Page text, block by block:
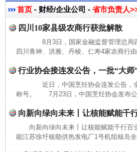
首页 - 财经/企业公司 - 省市负责人
四川10家县级农商行获批解散
8月3日，国家金融监督管理总局
四川青神、洪雅、丹棱、仁寿4家农商行
行业协会接连发公告，一批“大师
近日，中国烹饪协会连发公告，
称号。 7月23日，中国烹饪协会发布公
向新向绿向未来丨让核能赋能千
向新向绿向未来丨让核能赋能千行
能江苏徐圩核能供热发电厂1号机组核岛